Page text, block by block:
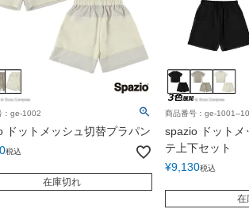
：ge-1002
ドットメッシュ切替プラパン
税込
在庫切れ
商品番号：ge-1001--
spazio ドットメ
テ上下セット
¥9,130税込
在